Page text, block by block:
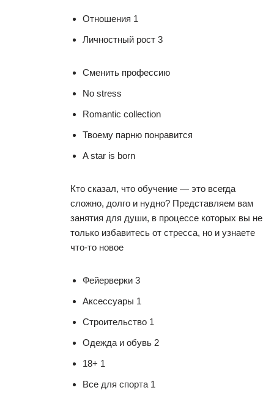
Отношения 1
Личностный рост 3
Сменить профессию
No stress
Romantic collection
Твоему парню понравится
A star is born
Кто сказал, что обучение — это всегда
сложно, долго и нудно? Представляем вам
занятия для души, в процессе которых вы не
только избавитесь от стресса, но и узнаете
что-то новое
Фейерверки 3
Аксессуары 1
Строительство 1
Одежда и обувь 2
18+ 1
Все для спорта 1